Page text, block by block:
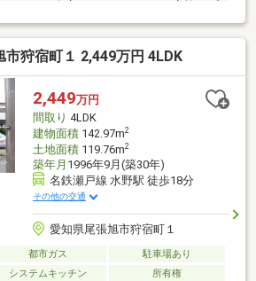
能です！〇南東に面した大きなバルコニ
とBBQなどを楽しむこともできます♪〇敷
ーデニングなど趣味のスペースとしても
築施工済のサンルームは、お洗濯やく
活かし方をすることで充実した住環境に♪
市狩宿町１ 2,449万円 4LDK
2,449万円
間取り 4LDK
建物面積142.97m2
土地面積119.76m2
築年月 1996年9月(築30年)
名鉄瀬戸線 水野駅 徒歩18分
その他の交通
愛知県尾張旭市狩宿町１
都市ガス
駐車場あり
システムキッチン 所有権